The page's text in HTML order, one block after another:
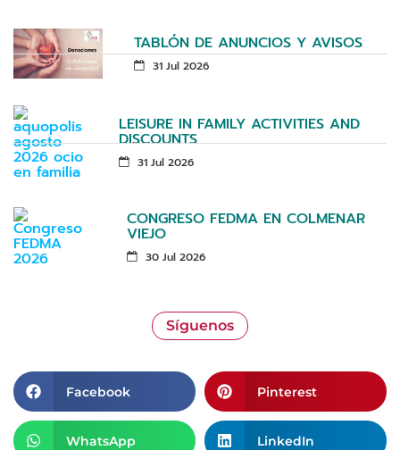
TABLÓN DE ANUNCIOS Y AVISOS
31 Jul 2026
LEISURE IN FAMILY ACTIVITIES AND
DISCOUNTS
31 Jul 2026
CONGRESO FEDMA EN COLMENAR
VIEJO
30 Jul 2026
Síguenos
Facebook Pinterest
WhatsApp LinkedIn